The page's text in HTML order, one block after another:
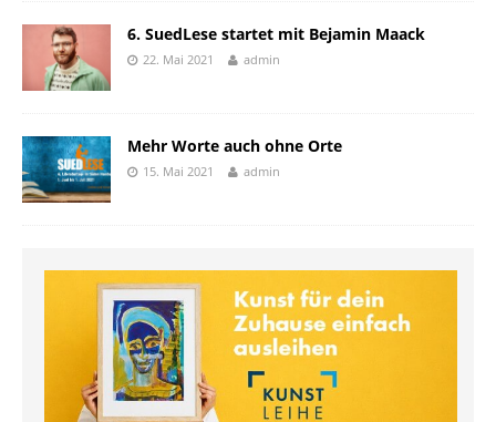
6. SuedLese startet mit Bejamin Maack
22. Mai 2021 admin
Mehr Worte auch ohne Orte
15. Mai 2021 admin